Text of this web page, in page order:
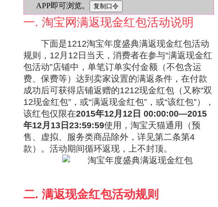
APP即可浏览。
一. 淘宝网满返现金红包活动说明
下面是1212淘宝年度盛典满返现金红包活动
规则，12月12日当天，消费者在参与“满返现金红
包活动”店铺中，单笔订单实付金额（不包含运
费、保费等）达到卖家设置的满返条件，在付款
成功后可获得店铺返赠的1212现金红包（又称“双
12现金红包”，或“满返现金红包”，或“该红包”），
该红包仅限在2015年12月12日 00:00:00—2015
年12月13日23:59:59使用，淘宝天猫通用（预
售、虚拟、服务类商品除外，详见第二条第4
款）。活动期间循环返现，上不封顶。
二. 满返现金红包活动规则